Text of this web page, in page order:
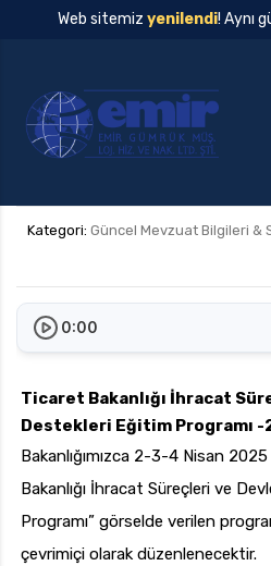
Web sitemiz yenilendi! Aynı
Kategori: Güncel Mevzuat Bilgileri &
0:00
Ticaret Bakanlığı İhracat
Destekleri Eğitim Programı
Bakanlığımızca 2-3-4 Nisan
Bakanlığı İhracat Süreçleri ve
Programı” görselde verilen
çevrimiçi olarak düzenlenecektir.